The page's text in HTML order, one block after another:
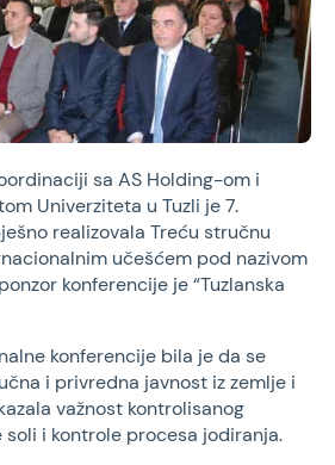
sa AS Holding-om i
Univerziteta u Tuzli je 7.
realizovala Treću stručnu
učešćem pod nazivom
konferencije je “Tuzlanska
konferencije bila je da se
i privredna javnost iz zemlje i
važnost kontrolisanog
i kontrole procesa jodiranja.